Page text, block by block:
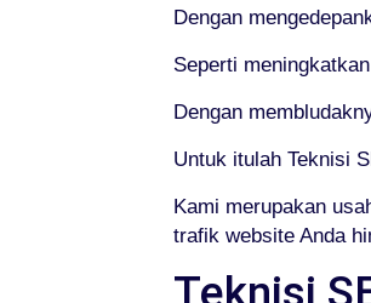
Dengan
Seperti
Dengan
Untuk itulah Teknisi
Kami merupakan
trafik website Anda